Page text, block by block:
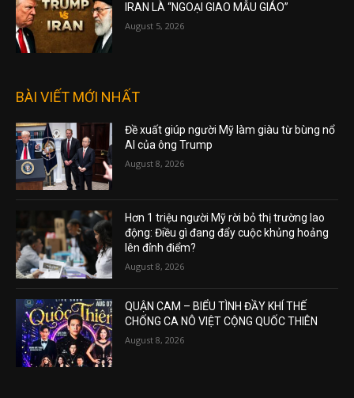
IRAN LÀ “NGOẠI GIAO MẪU GIÁO”
August 5, 2026
BÀI VIẾT MỚI NHẤT
Đề xuất giúp người Mỹ làm giàu từ bùng nổ
AI của ông Trump
August 8, 2026
Hơn 1 triệu người Mỹ rời bỏ thị trường lao
động: Điều gì đang đẩy cuộc khủng hoảng
lên đỉnh điểm?
August 8, 2026
QUẬN CAM – BIỂU TÌNH ĐẦY KHÍ THẾ
CHỐNG CA NÔ VIỆT CỘNG QUỐC THIÊN
August 8, 2026